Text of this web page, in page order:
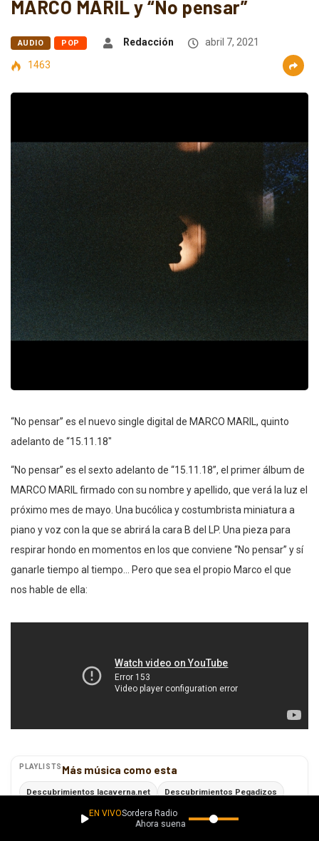
MARCO MARIL y “No pensar”
AUDIO POP Redacción
abril 7, 2021
1463
“No pensar” es el nuevo single digital de MARCO MARIL, quinto
adelanto de “15.11.18″
“No pensar” es el sexto adelanto de “15.11.18”, el primer álbum de
MARCO MARIL firmado con su nombre y apellido, que verá la luz el
próximo mes de mayo. Una bucólica y costumbrista miniatura a
piano y voz con la que se abrirá la cara B del LP. Una pieza para
respirar hondo en momentos en los que conviene “No pensar” y sí
ganarle tiempo al tiempo… Pero que sea el propio Marco el que
nos hable de ella:
PLAYLISTS Más música como esta
Descubrimientos lacaverna.net Descubrimientos Pegadizos
Descubrimientos Para Vibrar Descubrimientos con Esencia
EN VIVOSordera Radio
Ahora suena